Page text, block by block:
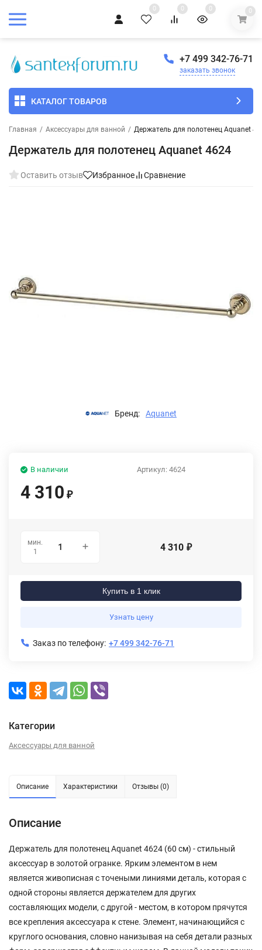
0 0 0 0
+7 499 342-76-71
заказать звонок
КАТАЛОГ ТОВАРОВ
Главная / Аксессуары для ванной / Держатель для полотенец Aquanet
Держатель для полотенец Aquanet 4624
Оставить отзыв Избранное Сравнение
Бренд: Aquanet
Артикул: 4624
В наличии
4 310 ₽
мин.
1
4 310 ₽
Купить в 1 клик
Узнать цену
Заказ по телефону: +7 499 342-76-71
Категории
Аксессуары для ванной
Описание Характеристики Отзывы (0)
Описание
Держатель для полотенец Aquanet 4624 (60 см) - стильный
аксессуар в золотой огранке. Ярким элементом в нем
является живописная с точеными линиями деталь, которая с
одной стороны является держателем для других
составляющих модели, с другой - местом, в котором прячутся
все крепления аксессуара к стене. Элемент, начинающийся с
круглого основания, словно нанизывая на себя детали разных